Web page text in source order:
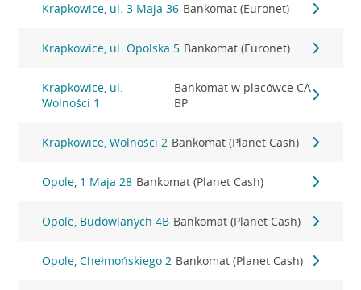
Krapkowice, ul. 3 Maja 36 Bankomat (Euronet)
Krapkowice, ul. Opolska 5 Bankomat (Euronet)
Krapkowice, ul.
Wolności 1
Bankomat w placówce CA
BP
Krapkowice, Wolności 2 Bankomat (Planet Cash)
Opole, 1 Maja 28 Bankomat (Planet Cash)
Opole, Budowlanych 4B Bankomat (Planet Cash)
Opole, Chełmońskiego 2 Bankomat (Planet Cash)